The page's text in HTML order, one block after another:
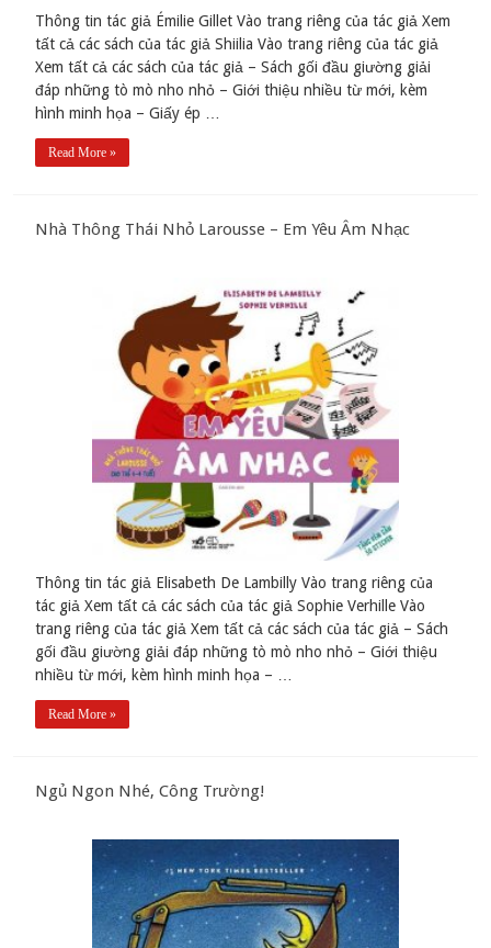
Thông tin tác giả Émilie Gillet Vào trang riêng của tác giả Xem
tất cả các sách của tác giả Shiilia Vào trang riêng của tác giả
Xem tất cả các sách của tác giả – Sách gối đầu giường giải
đáp những tò mò nho nhỏ – Giới thiệu nhiều từ mới, kèm
hình minh họa – Giấy ép …
Read More »
Nhà Thông Thái Nhỏ Larousse – Em Yêu Âm Nhạc
Thông tin tác giả Elisabeth De Lambilly Vào trang riêng của
tác giả Xem tất cả các sách của tác giả Sophie Verhille Vào
trang riêng của tác giả Xem tất cả các sách của tác giả – Sách
gối đầu giường giải đáp những tò mò nho nhỏ – Giới thiệu
nhiều từ mới, kèm hình minh họa – …
Read More »
Ngủ Ngon Nhé, Công Trường!